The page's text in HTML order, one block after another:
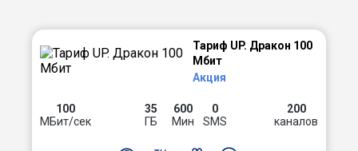
Тариф UP. Дракон 100
Мбит
Акция
100
МБит/сек
35
ГБ
600
Мин
0
SMS
200
каналов